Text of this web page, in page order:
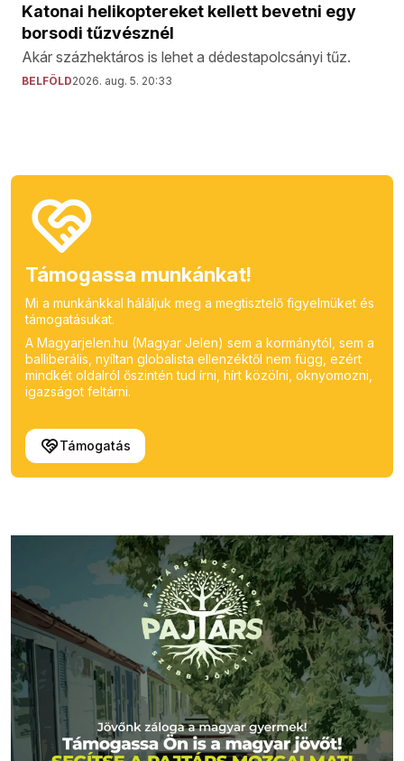
Katonai helikoptereket kellett bevetni egy
borsodi tűzvésznél
Akár százhektáros is lehet a dédestapolcsányi tűz.
BELFÖLD2026. aug. 5. 20:33
Támogassa munkánkat!
Mi a munkánkkal háláljuk meg a megtisztelő figyelmüket és
támogatásukat.
A Magyarjelen.hu (Magyar Jelen) sem a kormánytól, sem a
balliberális, nyíltan globalista ellenzéktől nem függ, ezért
mindkét oldalról őszintén tud írni, hírt közölni, oknyomozni,
igazságot feltárni.
Támogatás